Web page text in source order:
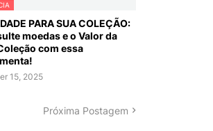
PARA SUA COLEÇÃO:
moedas e o Valor da
com essa
15, 2025
Próxima Postagem